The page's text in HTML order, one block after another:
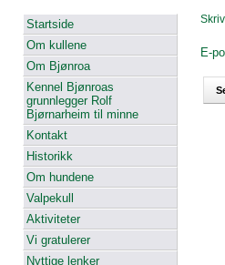
Startside
Om kullene
Om Bjønroa
Kennel Bjønroas
grunnlegger Rolf
Bjørnarheim til minne
Kontakt
Historikk
Om hundene
Valpekull
Aktiviteter
Vi gratulerer
Nyttige lenker
E-